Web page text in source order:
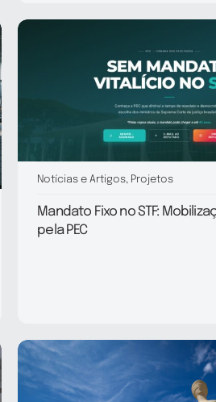
Notícias e Artigos, Projetos
Mandato Fixo no STF:
pela PEC